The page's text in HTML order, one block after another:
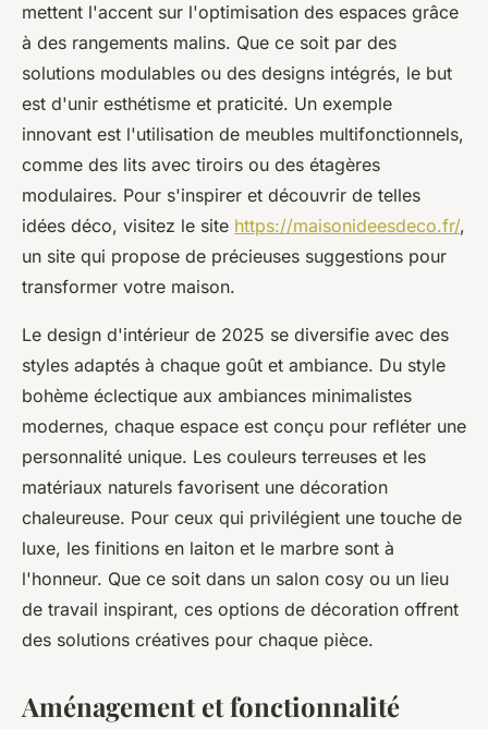
mettent l'accent sur l'optimisation des espaces grâce
à des rangements malins. Que ce soit par des
solutions modulables ou des designs intégrés, le but
est d'unir esthétisme et praticité. Un exemple
innovant est l'utilisation de meubles multifonctionnels,
comme des lits avec tiroirs ou des étagères
modulaires. Pour s'inspirer et découvrir de telles
idées déco, visitez le site https://maisonideesdeco.fr/,
un site qui propose de précieuses suggestions pour
transformer votre maison.
Le design d'intérieur de 2025 se diversifie avec des
styles adaptés à chaque goût et ambiance. Du style
bohème éclectique aux ambiances minimalistes
modernes, chaque espace est conçu pour refléter une
personnalité unique. Les couleurs terreuses et les
matériaux naturels favorisent une décoration
chaleureuse. Pour ceux qui privilégient une touche de
luxe, les finitions en laiton et le marbre sont à
l'honneur. Que ce soit dans un salon cosy ou un lieu
de travail inspirant, ces options de décoration offrent
des solutions créatives pour chaque pièce.
Aménagement et fonctionnalité